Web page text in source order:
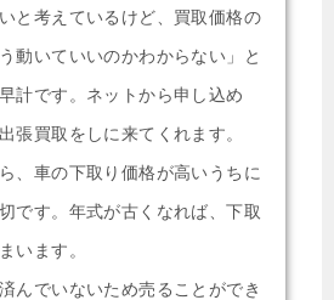
と考えているけど、買取価格の
動いていいのかわからない」と
計です。ネットから申し込め
張買取をしに来てくれます。
、車の下取り価格が高いうちに
です。年式が古くなれば、下取
います。
んでいないため売ることができ